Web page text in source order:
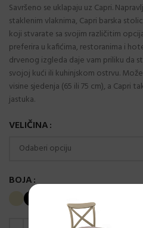
Savršeno se uklapaju uz Capri.
staklenim vlaknima, Capri barska
koji stvarate sa svojim različitim
preferira u kafićima, restoranima i
drvenog izgleda daje vam priliku da
svojoj kući ili kuhinjskom ostrvu.
visine sjedenja (65 ili 75 cm), a Capri
jastuka.
VELIČINA
BOJA